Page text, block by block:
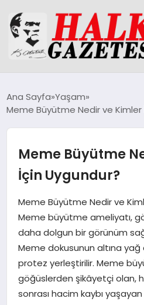
EĞITIM
EKONOMI
SIYASET
Ana Sayfa Yaşam
Meme Büyütme Nedir ve Kimler
Meme Büyütme
İçin Uygundur?
Meme Büyütme Nedir ve
Meme büyütme ameliyatı,
daha dolgun bir görünüm
Meme dokusunun altına yağ
protez yerleştirilir. Meme
göğüslerden şikâyetçi olan,
sonrası hacim kaybı